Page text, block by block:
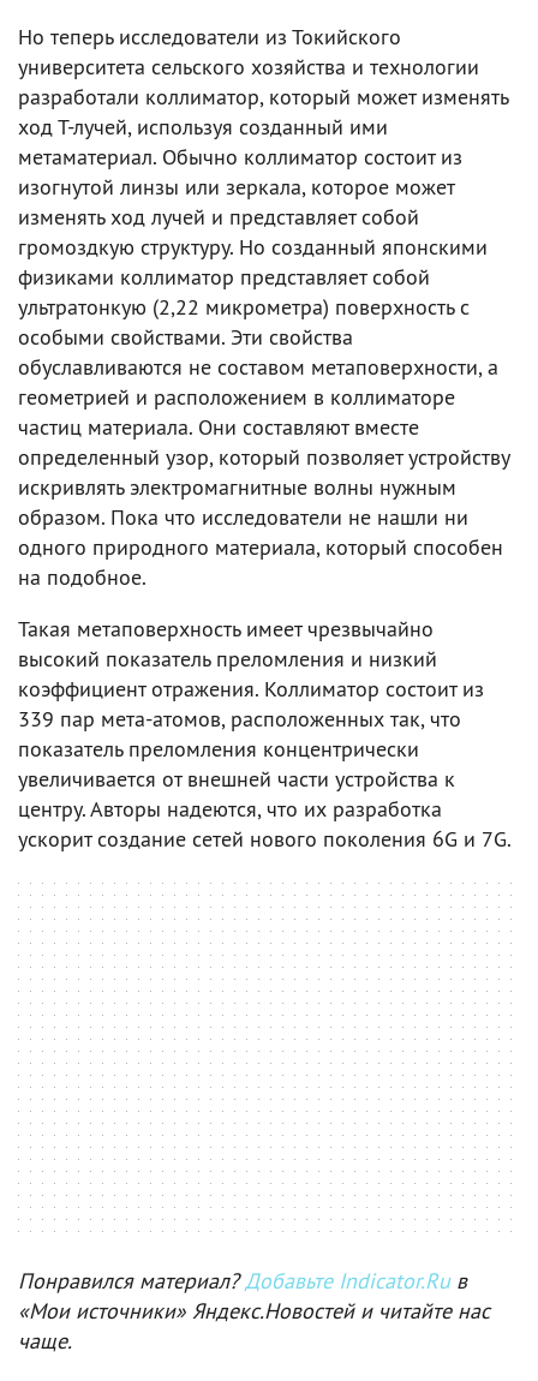
Но теперь исследователи из Токийского
университета сельского хозяйства и технологии
разработали коллиматор, который может изменять
ход Т-лучей, используя созданный ими
метаматериал. Обычно коллиматор состоит из
изогнутой линзы или зеркала, которое может
изменять ход лучей и представляет собой
громоздкую структуру. Но созданный японскими
физиками коллиматор представляет собой
ультратонкую (2,22 микрометра) поверхность с
особыми свойствами. Эти свойства
обуславливаются не составом метаповерхности, а
геометрией и расположением в коллиматоре
частиц материала. Они составляют вместе
определенный узор, который позволяет устройству
искривлять электромагнитные волны нужным
образом. Пока что исследователи не нашли ни
одного природного материала, который способен
на подобное.
Такая метаповерхность имеет чрезвычайно
высокий показатель преломления и низкий
коэффициент отражения. Коллиматор состоит из
339 пар мета-атомов, расположенных так, что
показатель преломления концентрически
увеличивается от внешней части устройства к
центру. Авторы надеются, что их разработка
ускорит создание сетей нового поколения 6G и 7G.
Понравился материал?Добавьте Indicator.Ruв
«Мои источники» Яндекс.Новостей и читайте нас
чаще.